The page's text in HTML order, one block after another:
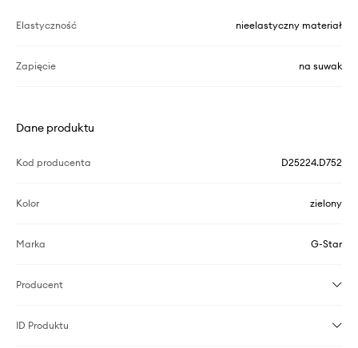
Elastyczność nieelastyczny materiał
Zapięcie na suwak
Dane produktu
Kod producenta D25224.D752
Kolor zielony
Marka G-Star
Producent
ID Produktu